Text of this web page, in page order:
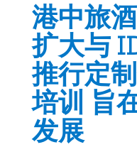
港中旅
扩大与
推行定
培训 旨
发展